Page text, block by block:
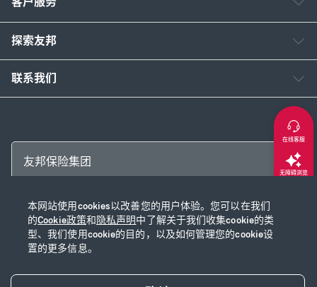
本网站使用cookies以改善您的用户体验。您可以在我们
的Cookie政策和隐私声明中了解关于我们收集cookie的类
型、我们使用cookie的目的，以及如何管理您的cookie设
置的更多信息。
探索友邦
联系我们
友邦保险集团
Copyright © 2026 友邦保险控股有限公司及其附属公司
网站使用说明|隐私声明|Cookie政策 |沪ICP备2020028590号-1|沪公网安
备31010102003115号
在线客服
无障碍浏览